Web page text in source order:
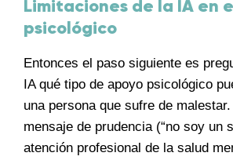
Limitaciones de la IA en
psicológico
Entonces el paso siguiente es
IA qué tipo de apoyo psicológico
una persona que sufre de
mensaje de prudencia (“no soy un
atención profesional de la salud